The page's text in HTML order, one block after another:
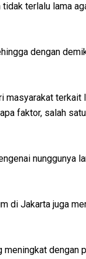
terlalu lama
dengan
masyarakat terkait
faktor, salah
nunggunya
di Jakarta juga
dengan